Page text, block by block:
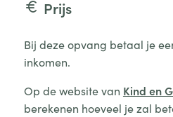
Prijs
Bij deze opvang betaal je
inkomen.
Op de website van Kind en
berekenen hoeveel je zal